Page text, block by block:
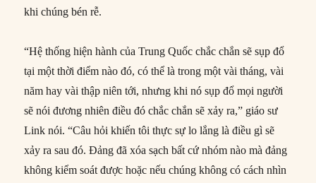
khi chúng bén rễ.
“Hệ thống hiện hành của Trung Quốc chắc chắn sẽ sụp đổ
tại một thời điểm nào đó, có thể là trong một vài tháng, vài
năm hay vài thập niên tới, nhưng khi nó sụp đổ mọi người
sẽ nói đương nhiên điều đó chắc chắn sẽ xảy ra,” giáo sư
Link nói. “Câu hỏi khiến tôi thực sự lo lắng là điều gì sẽ
xảy ra sau đó. Đảng đã xóa sạch bất cứ nhóm nào mà đảng
không kiểm soát được hoặc nếu chúng không có cách nhìn